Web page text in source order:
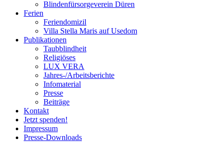
Blindenfürsorgeverein Düren
Ferien
Feriendomizil
Villa Stella Maris auf Usedom
Publikationen
Taubblindheit
Religiöses
LUX VERA
Jahres-/​Arbeitsberichte
Infomaterial
Presse
Beiträge
Kontakt
Jetzt spenden!
Impressum
Presse-Downloads